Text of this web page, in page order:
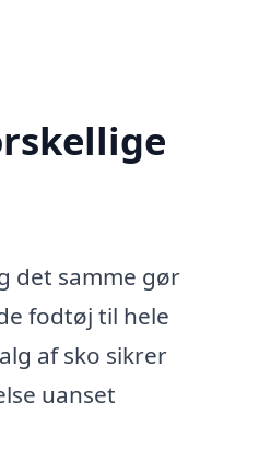
det samme gør
fodtøj til hele
af sko sikrer
uanset